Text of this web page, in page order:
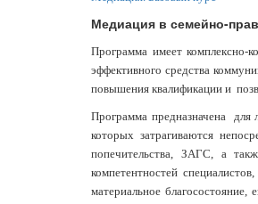
Медиация в семейно-
Программа имеет комплексно-
эффективного средства
повышения квалификации и
Программа предназначена для
которых затрагиваются
попечительства, ЗАГС, а
компетентностей
материальное